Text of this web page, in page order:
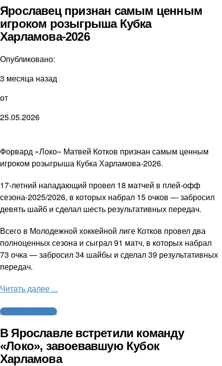
Ярославец признан самым ценным
игроком розыгрыша Кубка
Харламова-2026
Опубликовано:
3 месяца назад
от
25.05.2026
Форвард «Локо» Матвей Котков признан самым ценным
игроком розыгрыша Кубка Харламова-2026.
17-летний нападающий провел 18 матчей в плей-офф
сезона-2025/2026, в которых набрал 15 очков — забросил
девять шайб и сделал шесть результативных передач.
Всего в Молодежной хоккейной лиге Котков провел два
полноценных сезона и сыграл 91 матч, в которых набрал
73 очка — забросил 34 шайбы и сделал 39 результативных
передач.
Читать далее ...
Молодежный хоккей
В Ярославле встретили команду
«Локо», завоевавшую Кубок
Харламова